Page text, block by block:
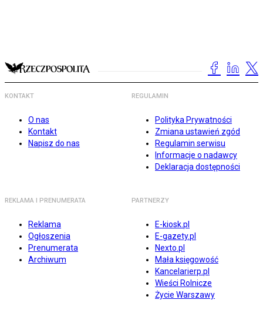
KONTAKT
O nas
Kontakt
Napisz do nas
REGULAMIN
Polityka Prywatności
Zmiana ustawień zgód
Regulamin serwisu
Informacje o nadawcy
Deklaracja dostępności
REKLAMA I PRENUMERATA
Reklama
Ogłoszenia
Prenumerata
Archiwum
PARTNERZY
E-kiosk.pl
E-gazety.pl
Nexto.pl
Mała księgowość
Kancelarierp.pl
Wieści Rolnicze
Życie Warszawy